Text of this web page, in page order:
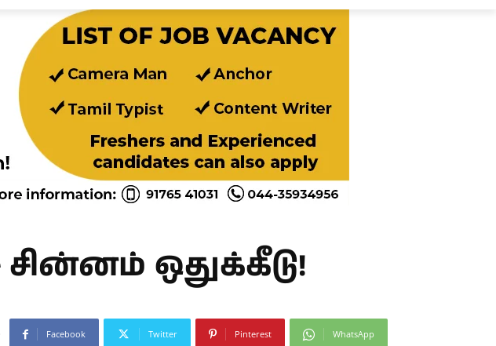
சின்னம் ஒதுக்கீடு!
Facebook Twitter Pinterest WhatsApp